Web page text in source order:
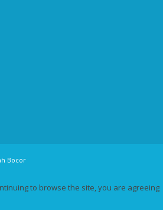
Bocor
to browse the site, you are agreeing